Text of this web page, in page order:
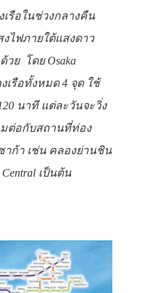
เรือในช่วงกลางคืน
ไฟภายใต้แสงดาว
วยโดยOsaka
เรือทั้งหมด 4 จุด ใช้
นาที แต่ละวันจะวิ่ง
มต่อกับสถานที่ท่อง
าก้า เช่น คลองย่านชิน
เป็นต้น